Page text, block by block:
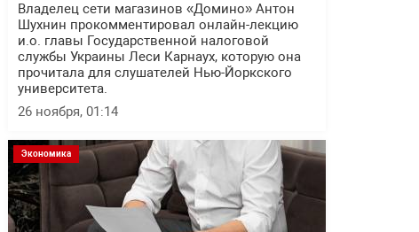
Владелец сети магазинов «Домино» Антон
Шухнин прокомментировал онлайн-лекцию
и.о. главы Государственной налоговой
службы Украины Леси Карнаух, которую она
прочитала для слушателей Нью-Йоркского
университета.
26 ноября, 01:14
Экономика